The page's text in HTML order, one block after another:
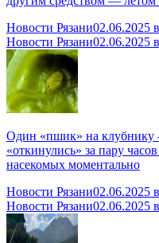
Новости Рязани02.06.2025
Новости Рязани02.06.2025
Один «пшик» на клубнику
«откинулись» за пару
насекомых моментально
Новости Рязани02.06.2025
Новости Рязани02.06.2025